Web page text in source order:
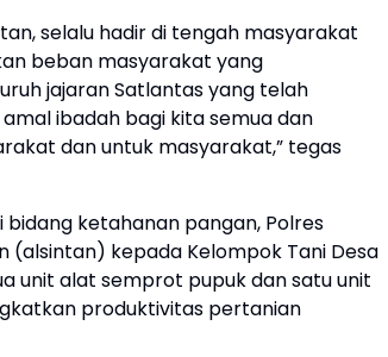
selalu hadir di tengah masyarakat
beban masyarakat yang
jajaran Satlantas yang telah
ibadah bagi kita semua dan
dan untuk masyarakat,” tegas
ketahanan pangan, Polres
kepada Kelompok Tani Desa
unit alat semprot pupuk dan satu unit
produktivitas pertanian